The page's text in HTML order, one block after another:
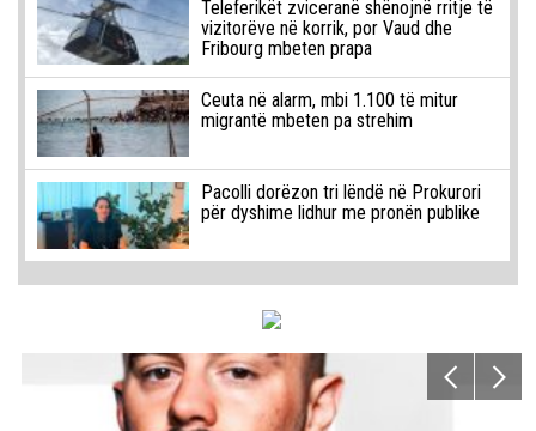
Teleferikët zviceranë shënojnë rritje të
vizitorëve në korrik, por Vaud dhe
Fribourg mbeten prapa
Ceuta në alarm, mbi 1.100 të mitur
migrantë mbeten pa strehim
Pacolli dorëzon tri lëndë në Prokurori
për dyshime lidhur me pronën publike